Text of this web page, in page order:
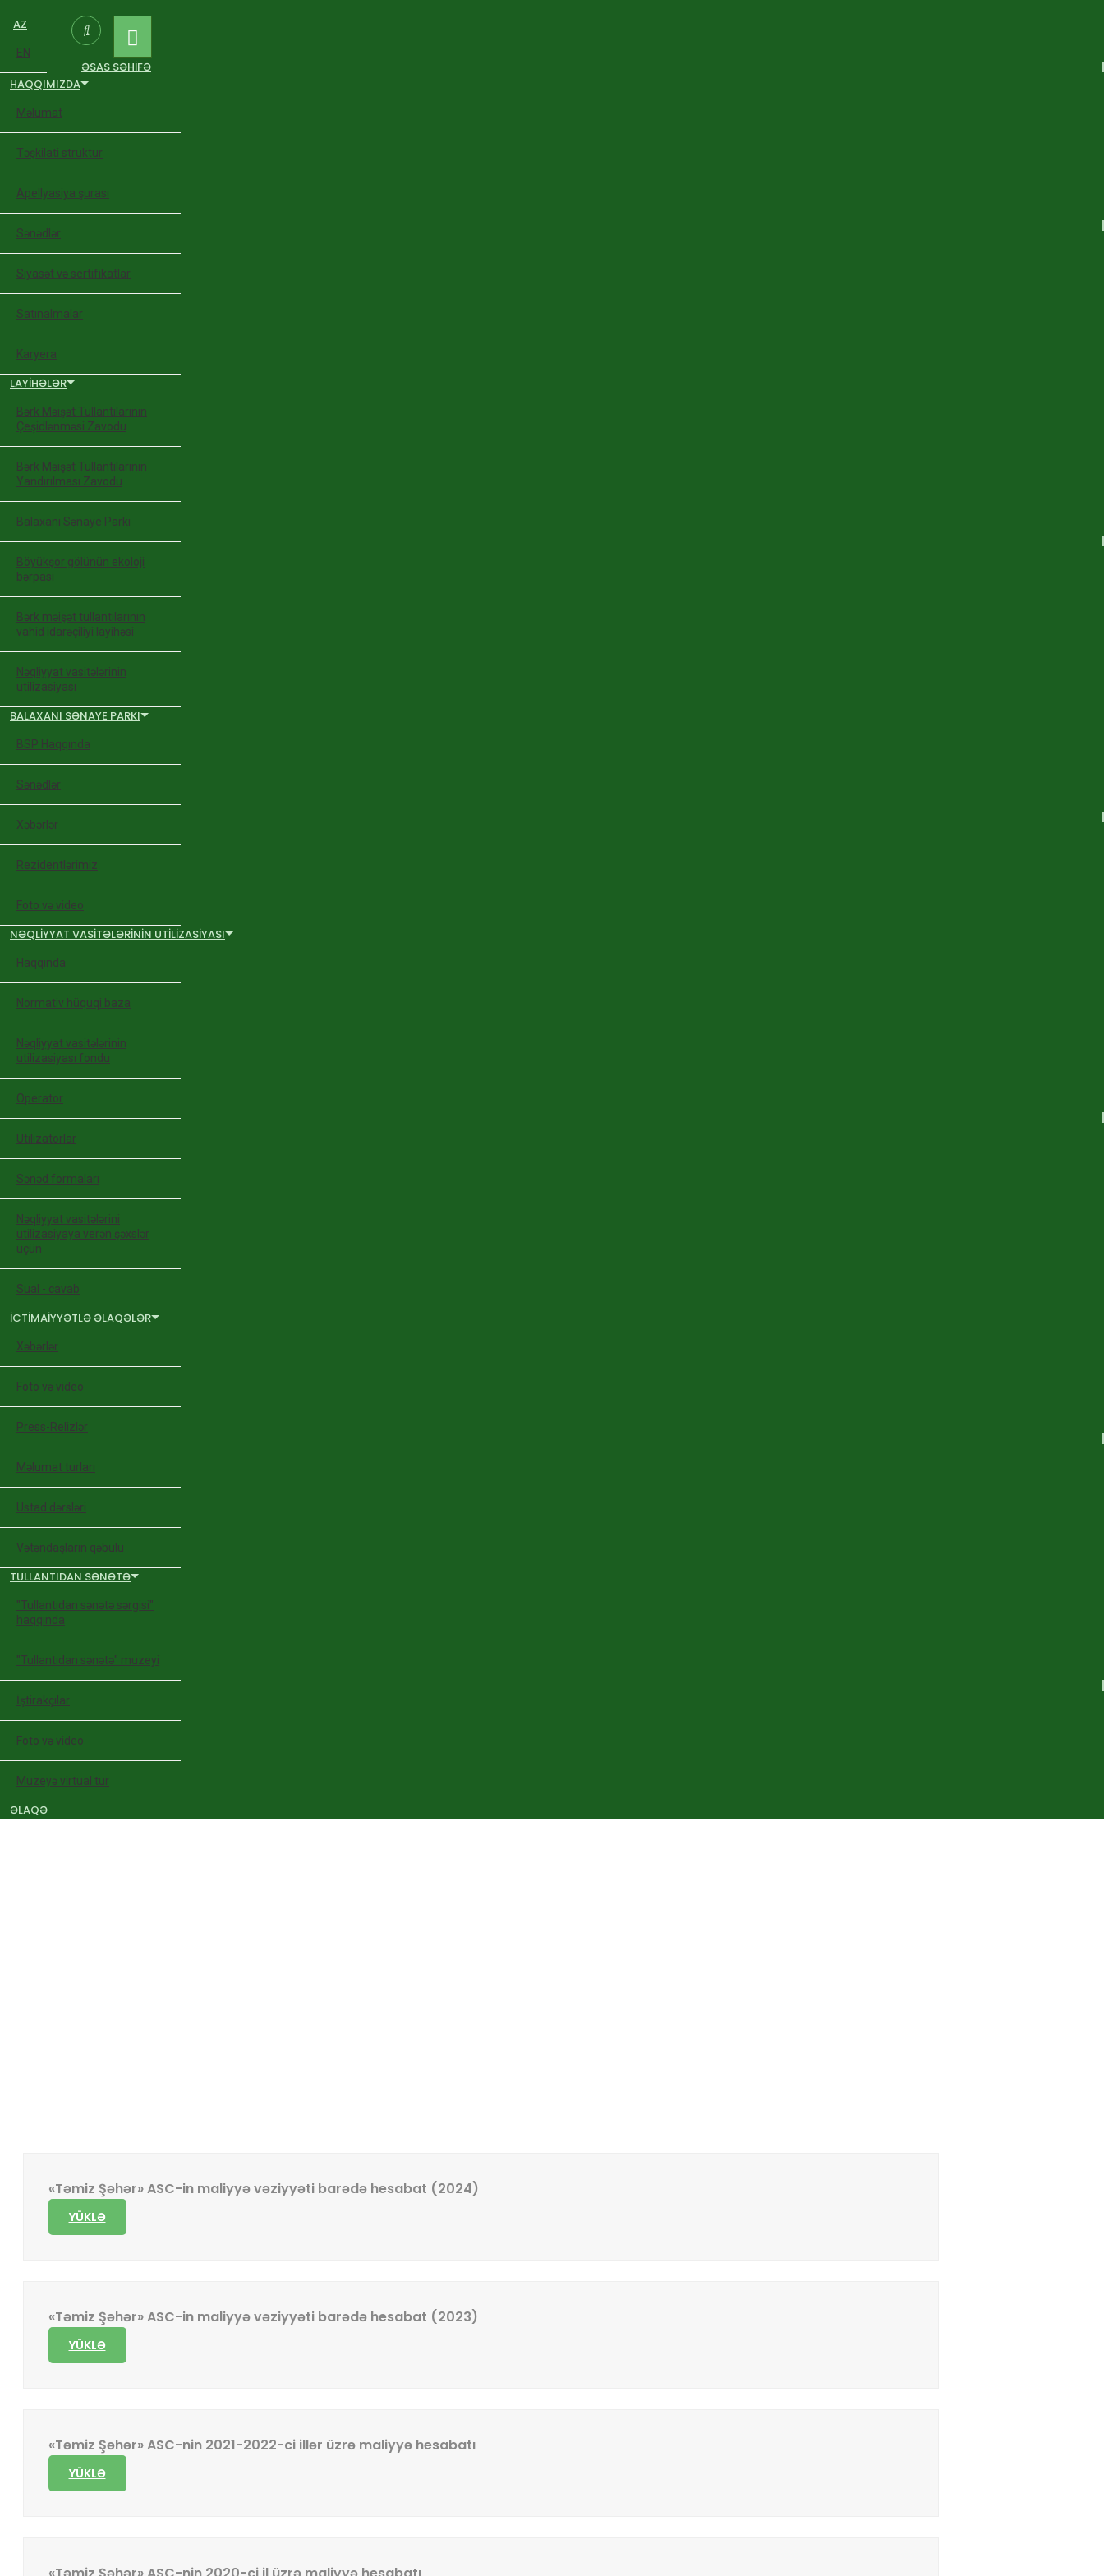
AZ
EN
ƏSAS SƏHIFƏ
HAQQIMIZDA
Məlumat
Təşkilati struktur
Apellyasiya şurası
Sənədlər
Siyasət və sertifikatlar
Satınalmalar
Karyera
LAYIHƏLƏR
Bərk Məişət Tullantılarının
Çeşidlənməsi Zavodu
Bərk Məişət Tullantılarının
Yandırılması Zavodu
Balaxanı Sənaye Parkı
Böyükşor gölünün ekoloji
bərpası
Bərk məişət tullantılarının
vahid idarəçiliyi layihəsi
Nəqliyyat vasitələrinin
utilizasiyası
BALAXANI SƏNAYE PARKI
BSP Haqqında
Sənədlər
Xəbərlər
Rezidentlərimiz
Foto və video
NƏQLIYYAT VASITƏLƏRININ UTILIZASIYASI
Haqqında
Normativ hüquqi baza
Nəqliyyat vasitələrinin
utilizasiyası fondu
Operator
Utilizatorlar
Sənəd formaları
Nəqliyyat vasitələrini
utilizasiyaya verən şəxslər
üçün
Sual - cavab
İCTIMAIYYƏTLƏ ƏLAQƏLƏR
Xəbərlər
Foto və video
Press-Relizlər
Məlumat turları
Ustad dərsləri
Vətəndaşların qəbulu
TULLANTIDAN SƏNƏTƏ
"Tullantıdan sənətə sərgisi"
haqqında
"Tullantıdan sənətə" muzeyi
İştirakçılar
Foto və video
Muzeyə virtual tur
ƏLAQƏ
«Təmiz Şəhər» ASC-in maliyyə vəziyyəti barədə hesabat (2024)
YÜKLƏ
«Təmiz Şəhər» ASC-in maliyyə vəziyyəti barədə hesabat (2023)
YÜKLƏ
«Təmiz Şəhər» ASC-nin 2021-2022-ci illər üzrə maliyyə hesabatı
YÜKLƏ